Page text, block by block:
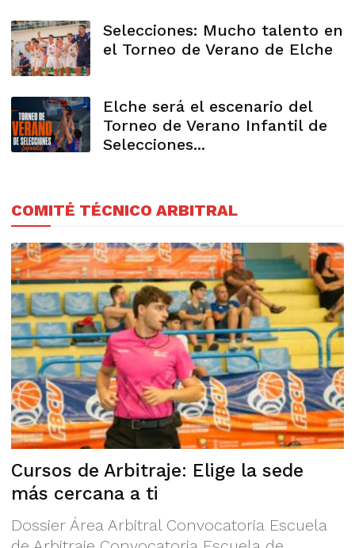
Selecciones: Mucho talento en
el Torneo de Verano de Elche
Elche será el escenario del
Torneo de Verano Infantil de
Selecciones...
COMITÉ TÉCNICO ARBITRAL
Cursos de Arbitraje: Elige la sede
más cercana a ti
Dossier Área Arbitral Convocatoria Escuela